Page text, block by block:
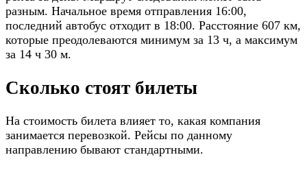
разным. Начальное время отправления 16:00,
последний автобус отходит в 18:00. Расстояние 607 км,
которые преодолеваются минимум за 13 ч, а максимум
за 14 ч 30 м.
Сколько стоят билеты
На стоимость билета влияет то, какая компания
занимается перевозкой. Рейсы по данному
направлению бывают стандартными.